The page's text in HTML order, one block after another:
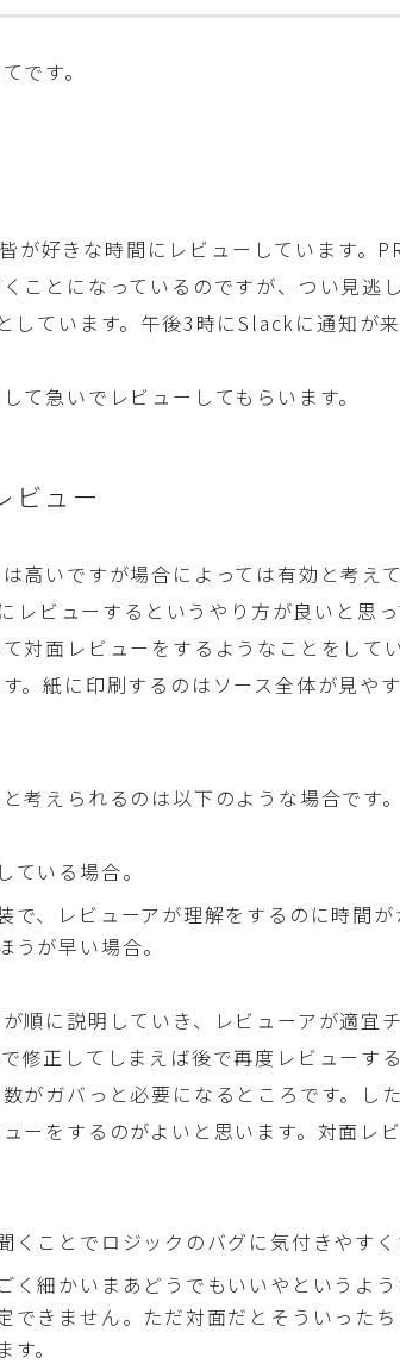
です。
が好きな時間にレビューしています。
ことになっているのですが、つい見逃
しています。午後3時にSlackに通知が
て急いでレビューしてもらいます。
ビュー
高いですが場合によっては有効と考え
レビューするというやり方が良いと思
対面レビューをするようなことをして
。紙に印刷するのはソース全体が見や
考えられるのは以下のような場合です。
ている場合。
で、レビューアが理解をするのに時間
うが早い場合。
順に説明していき、レビューアが適宜
修正してしまえば後で再度レビューす
がガバっと必要になるところです。し
ーをするのがよいと思います。対面レ
くことでロジックのバグに気付きやすく
く細かいまあどうでもいいやというよ
できません。ただ対面だとそういった
。